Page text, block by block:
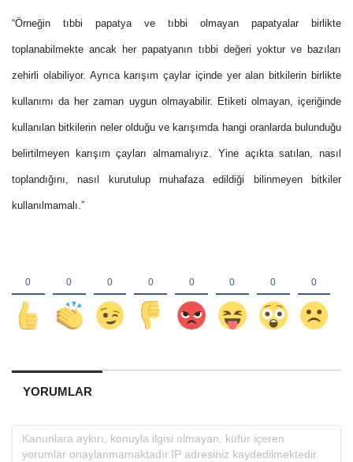
“Örneğin tıbbi papatya ve tıbbi olmayan papatyalar birlikte
toplanabilmekte ancak her papatyanın tıbbi değeri yoktur ve bazıları
zehirli olabiliyor. Ayrıca karışım çaylar içinde yer alan bitkilerin birlikte
kullanımı da her zaman uygun olmayabilir. Etiketi olmayan, içeriğinde
kullanılan bitkilerin neler olduğu ve karışımda hangi oranlarda bulunduğu
belirtilmeyen karışım çayları almamalıyız. Yine açıkta satılan, nasıl
toplandığını, nasıl kurutulup muhafaza edildiği bilinmeyen bitkiler
kullanılmamalı.”
YORUMLAR